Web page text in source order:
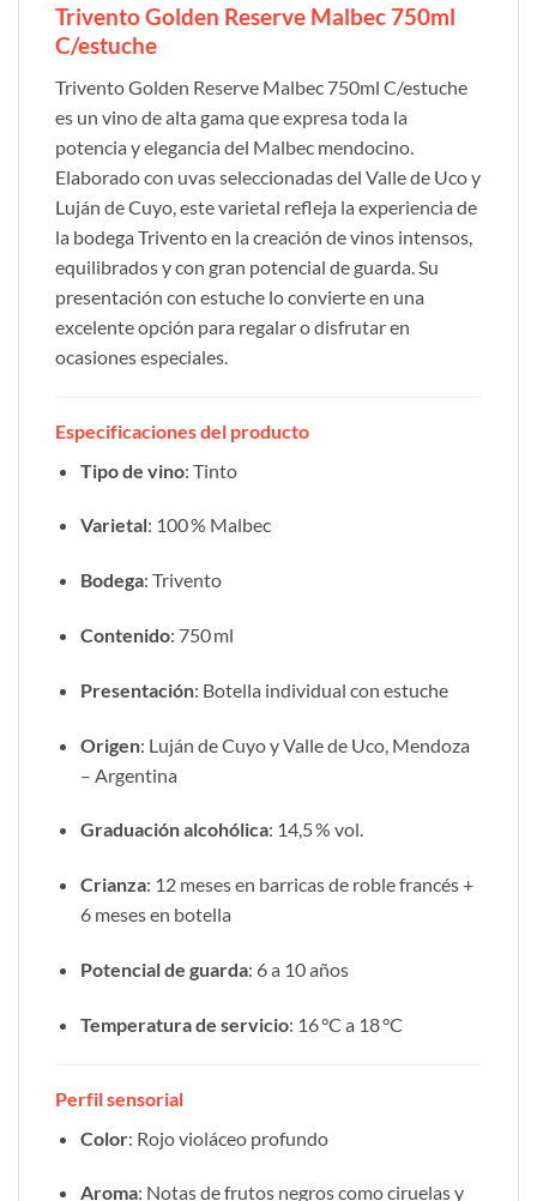
Trivento Golden Reserve Malbec 750ml
C/estuche
Trivento Golden Reserve Malbec 750ml C/estuche
es un vino de alta gama que expresa toda la
potencia y elegancia del Malbec mendocino.
Elaborado con uvas seleccionadas del Valle de Uco y
Luján de Cuyo, este varietal refleja la experiencia de
la bodega Trivento en la creación de vinos intensos,
equilibrados y con gran potencial de guarda. Su
presentación con estuche lo convierte en una
excelente opción para regalar o disfrutar en
ocasiones especiales.
Especificaciones del producto
Tipo de vino: Tinto
Varietal: 100 % Malbec
Bodega: Trivento
Contenido: 750 ml
Presentación: Botella individual con estuche
Origen: Luján de Cuyo y Valle de Uco, Mendoza
– Argentina
Graduación alcohólica: 14,5 % vol.
Crianza: 12 meses en barricas de roble francés +
6 meses en botella
Potencial de guarda: 6 a 10 años
Temperatura de servicio: 16 °C a 18 °C
Perfil sensorial
Color: Rojo violáceo profundo
Aroma: Notas de frutos negros como ciruelas y